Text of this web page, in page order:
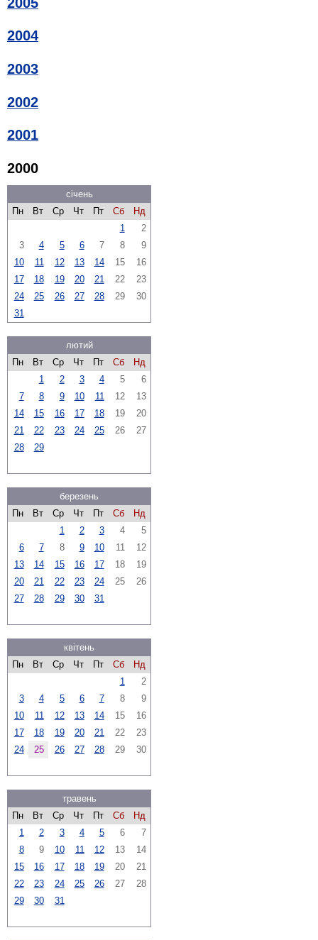
2004
2003
2002
2001
2000
січень
Пн
Вт Ср Чт Пт Сб
Нд
1
2
3
4 5 6 7 8
9
10
11 12 13 14 15
16
17
18 19 20 21 22
23
24
25 26 27 28 29
30
31
лютий
Пн
Вт Ср Чт Пт Сб
Нд
1
2 3 4 5
6
7
8 9 10 11 12
13
14
15 16 17 18 19
20
21
22 23 24 25 26
27
28
29
березень
Пн
Вт Ср Чт Пт Сб
Нд
1
2 3 4
5
6
7 8 9 10 11
12
13
14 15 16 17 18
19
20
21 22 23 24 25
26
27
28 29 30 31
квітень
Пн
Вт Ср Чт Пт Сб
Нд
1
2
3
4 5 6 7 8
9
10
11 12 13 14 15
16
17
18 19 20 21 22
23
24
25 26 27 28 29 30
травень
Пн
Вт Ср Чт Пт Сб
Нд
1
2 3 4 5 6
7
8
9 10 11 12 13
14
15
16 17 18 19 20
21
22
23 24 25 26 27
28
29
30 31